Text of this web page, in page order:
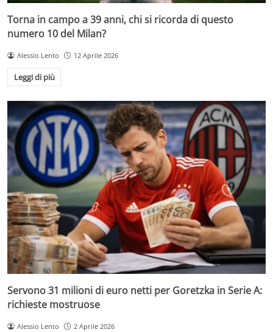
Torna in campo a 39 anni, chi si ricorda di questo
numero 10 del Milan?
Alessio Lento 12 Aprile 2026
Leggi di più
Servono 31 milioni di euro netti per Goretzka in Serie A:
richieste mostruose
Alessio Lento 2 Aprile 2026